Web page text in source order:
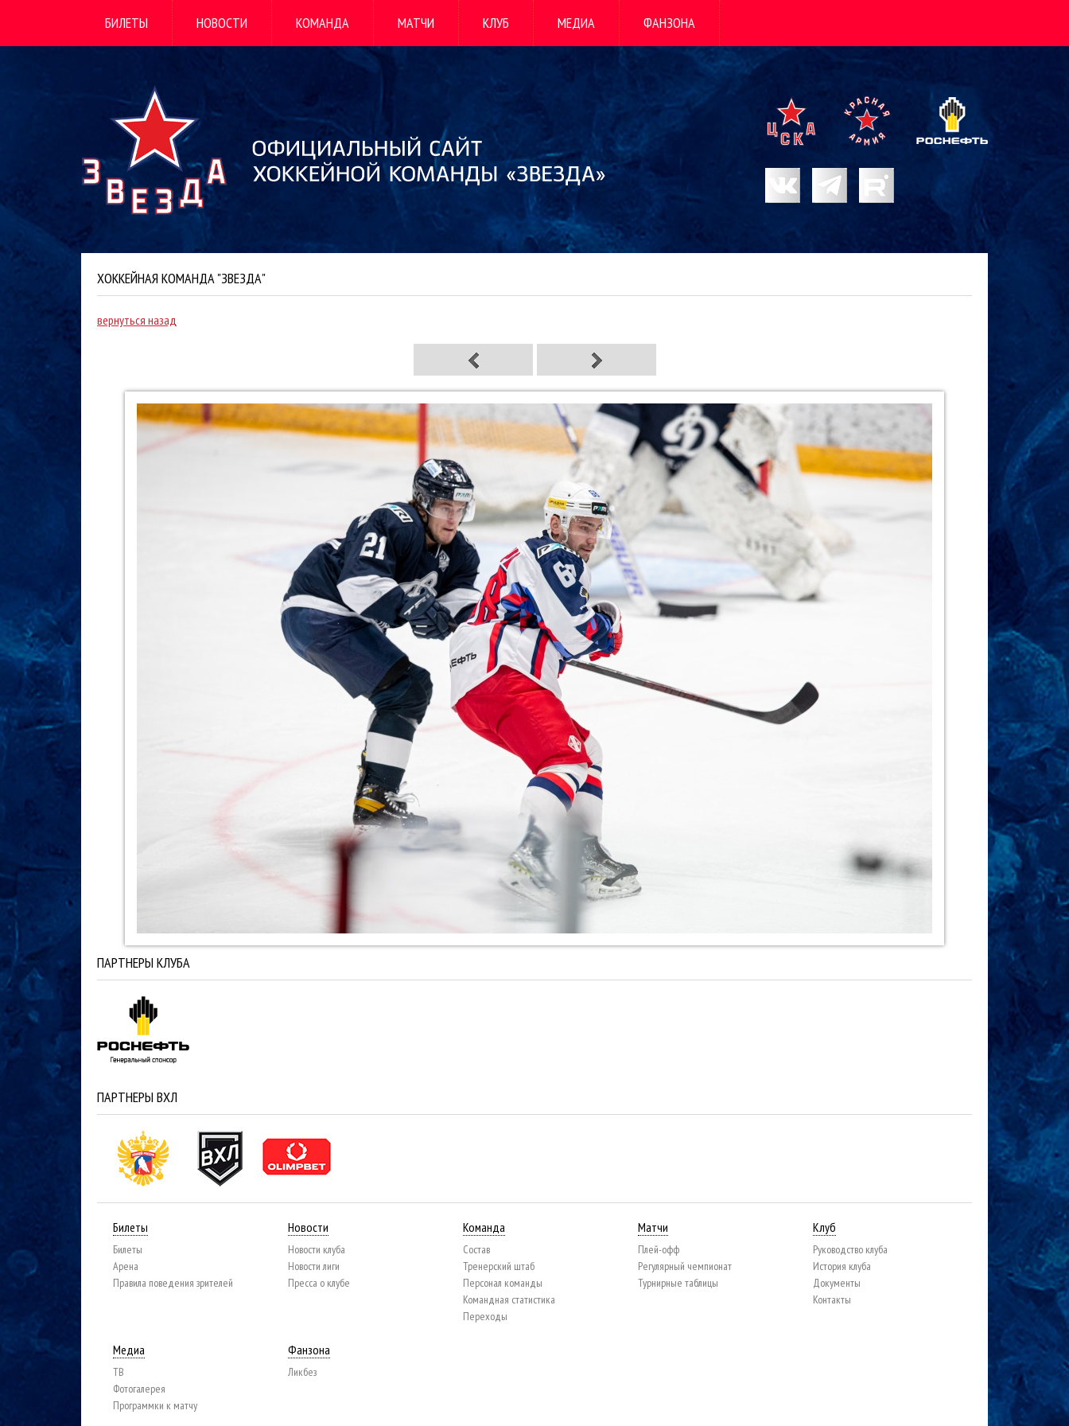
БИЛЕТЫ НОВОСТИ КОМАНДА МАТЧИ КЛУБ МЕДИА ФАНЗОНА
ХОККЕЙНАЯ КОМАНДА "ЗВЕЗДА"
вернуться назад
ПАРТНЕРЫ КЛУБА
ПАРТНЕРЫ ВХЛ
Билеты
Билеты
Арена
Правила поведения зрителей
Новости
Новости клуба
Новости лиги
Пресса о клубе
Команда
Состав
Тренерский штаб
Персонал команды
Командная статистика
Переходы
Матчи
Плей-офф
Регулярный чемпионат
Турнирные таблицы
Клуб
Руководство клуба
История клуба
Документы
Контакты
Медиа
ТВ
Фотогалерея
Программки к матчу
Фанзона
Ликбез